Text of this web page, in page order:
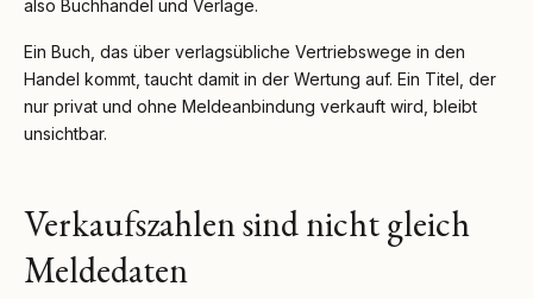
also Buchhandel und Verlage.
Ein Buch, das über verlagsübliche Vertriebswege in den
Handel kommt, taucht damit in der Wertung auf. Ein Titel, der
nur privat und ohne Meldeanbindung verkauft wird, bleibt
unsichtbar.
Verkaufszahlen sind nicht gleich
Meldedaten